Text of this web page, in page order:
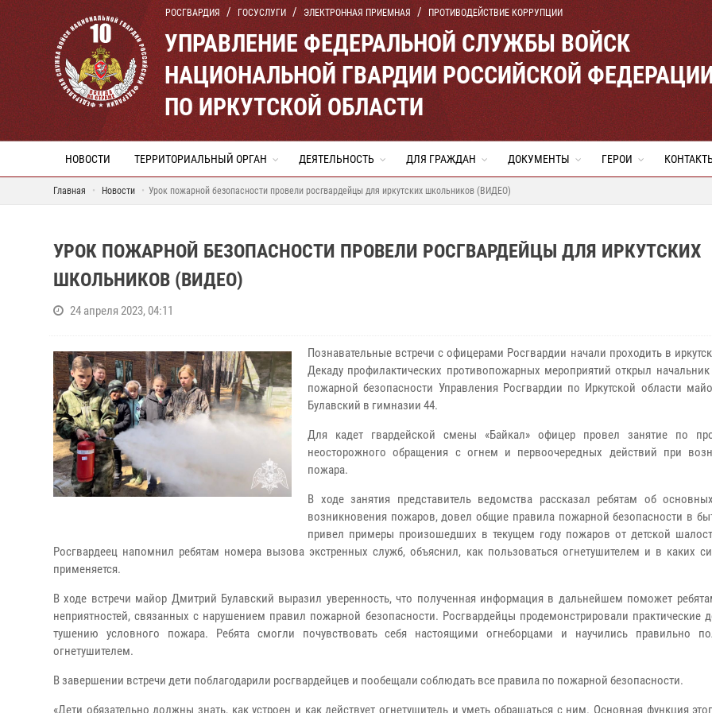
РОСГВАРДИЯ ГОСУСЛУГИ ЭЛЕКТРОННАЯ ПРИЕМНАЯ ПРОТИВОДЕЙСТВИЕ КОРРУПЦИИ
УПРАВЛЕНИЕ ФЕДЕРАЛЬНОЙ СЛУЖБЫ ВОЙСК
НАЦИОНАЛЬНОЙ ГВАРДИИ РОССИЙСКОЙ
ПО ИРКУТСКОЙ ОБЛАСТИ
НОВОСТИ ТЕРРИТОРИАЛЬНЫЙ ОРГАН ДЕЯТЕЛЬНОСТЬ ДЛЯ ГРАЖДАН ДОКУМЕНТЫ ГЕРОИ
Главная Новости Урок пожарной безопасности провели росгвардейцы для иркутских школьников (ВИДЕО)
УРОК ПОЖАРНОЙ БЕЗОПАСНОСТИ ПРОВЕЛИ РОСГВАРДЕЙЦЫ ДЛЯ ИРКУТСКИХ
ШКОЛЬНИКОВ (ВИДЕО)
24 апреля 2023, 04:11
Познавательные встречи с офицерами Росгвардии начали проходить в
Декаду профилактических противопожарных мероприятий открыл
пожарной безопасности Управления Росгвардии по Иркутской области
Булавский в гимназии 44.
Для кадет гвардейской смены «Байкал» офицер провел занятие по
неосторожного обращения с огнем и первоочередных действий при
пожара.
В ходе занятия представитель ведомства рассказал ребятам об
возникновения пожаров, довел общие правила пожарной безопасности в
привел примеры произошедших в текущем году пожаров от детской
Росгвардеец напомнил ребятам номера вызова экстренных служб, объяснил, как пользоваться огнетушителем и в каких
применяется.
В ходе встречи майор Дмитрий Булавский выразил уверенность, что полученная информация в дальнейшем поможет
неприятностей, связанных с нарушением правил пожарной безопасности. Росгвардейцы продемонстрировали практические
тушению условного пожара. Ребята смогли почувствовать себя настоящими огнеборцами и научились правильно
огнетушителем.
В завершении встречи дети поблагодарили росгвардейцев и пообещали соблюдать все правила по пожарной безопасности.
«Дети обязательно должны знать, как устроен и как действует огнетушитель и уметь обращаться с ним. Основная функция